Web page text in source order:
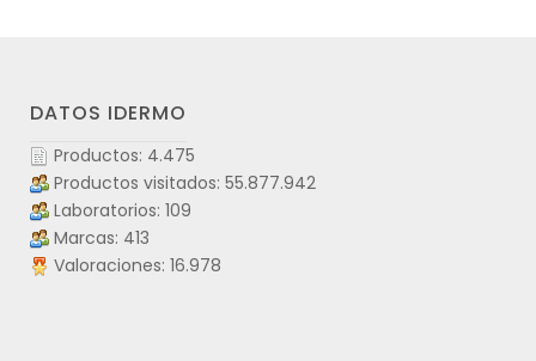
DATOS IDERMO
Productos: 4.475
Productos visitados: 55.877.942
Laboratorios: 109
Marcas: 413
Valoraciones: 16.978